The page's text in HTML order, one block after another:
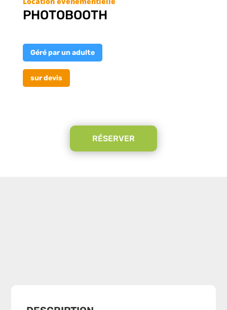
PHOTOBOOTH
Géré par un adulte
sur devis
RÉSERVER